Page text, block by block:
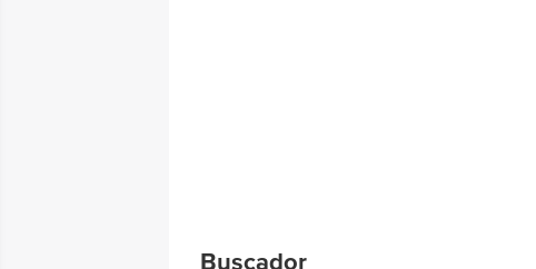
Buscador